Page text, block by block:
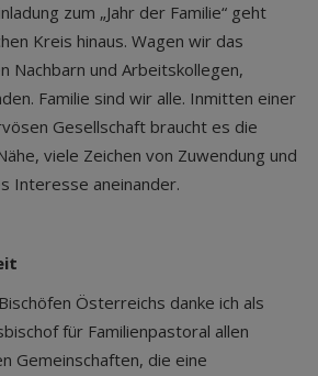
zum „Jahr der Familie“ geht
Kreis hinaus. Wagen wir das
Nachbarn und Arbeitskollegen,
Familie sind wir alle. Inmitten einer
Gesellschaft braucht es die
viele Zeichen von Zuwendung und
Interesse aneinander.
Österreichs danke ich als
für Familienpastoral allen
Gemeinschaften, die eine